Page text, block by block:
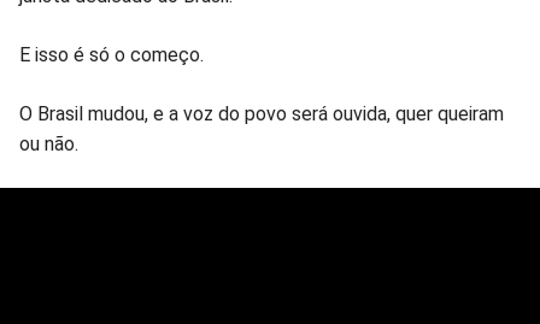
E isso é só o começo.
O Brasil mudou, e a voz do povo será ouvida, quer queiram
ou não.